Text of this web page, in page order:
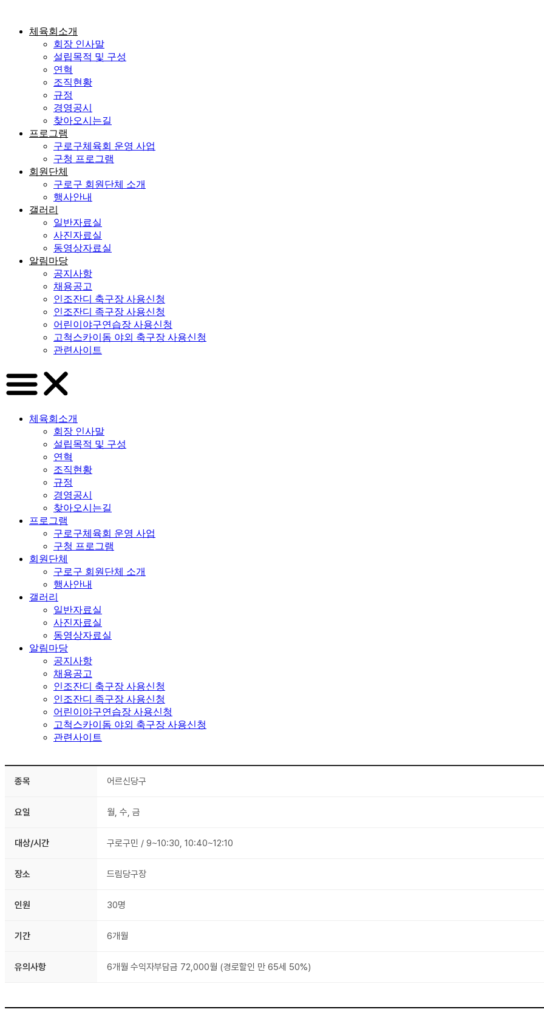
체육회소개
회장 인사말
설립목적 및 구성
연혁
조직현황
규정
경영공시
찾아오시는길
프로그램
구로구체육회 운영 사업
구청 프로그램
회원단체
구로구 회원단체 소개
행사안내
갤러리
일반자료실
사진자료실
동영상자료실
알림마당
공지사항
채용공고
인조잔디 축구장 사용신청
인조잔디 족구장 사용신청
어린이야구연습장 사용신청
고척스카이돔 야외 축구장 사용신청
관련사이트
체육회소개
회장 인사말
설립목적 및 구성
연혁
조직현황
규정
경영공시
찾아오시는길
프로그램
구로구체육회 운영 사업
구청 프로그램
회원단체
구로구 회원단체 소개
행사안내
갤러리
일반자료실
사진자료실
동영상자료실
알림마당
공지사항
채용공고
인조잔디 축구장 사용신청
인조잔디 족구장 사용신청
어린이야구연습장 사용신청
고척스카이돔 야외 축구장 사용신청
관련사이트
종목 어르신당구
요일 월, 수, 금
대상/시간 구로구민 / 9~10:30, 10:40~12:10
장소 드림당구장
인원 30명
기간 6개월
유의사항 6개월 수익자부담금 72,000월 (경로할인 만 65세 50%)